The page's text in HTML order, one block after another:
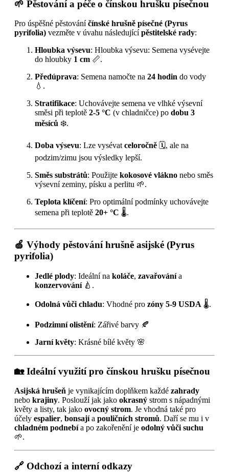
🌱 Pěstování a péče o čínskou hrušku písečnou
Pro úspěšné pěstováníčínské hrušně písečné (Pyrus
pyrifolia) vezměte v úvahu následujícípěstitelské rady:
Hloubka výsevu: Hloubka výsevu: Semena vysévejte
do hloubky 1 cm 📏.
Předúprava: Semena namočte na 24 hodin do vody
💧.
Stratifikace: Uchovávejte semena ve vlhké výsevní
směsi při teplotě 2-5 °C (v chladničce) po dobu 3
měsíců ❄️.
Doba výsevu: Lze vysévatceloročně 🗓️, ale na
podzim/zimu jsou výsledky lepší.
Směs substrátů: Použijte kokosové vlákno nebo směs
výsevní zeminy, písku a perlitu 🌱.
Teplota klíčení: Pro optimální podmínky uchovávejte
semena při teplotě 20+ °C 🌡️.
🍏 Výhody pěstování hrušně asijské (Pyrus
pyrifolia)
Jedlé plody: Ideální na koláče, zavařovánía
konzervování🍐.
Odolná vůči chladu: Vhodné pro zóny 5-9 USDA 🌡️.
Podzimní olistění: Zářivé barvy 🍂
Jarní květy: Krásné bílé květy 🌸
🏡Ideální využití pro čínskou hrušku písečnou
Asijská hrušeň je vynikajícím doplňkem každé zahrady
nebo krajiny. Poslouží jak jako okrasný strom s nápadnými
květy a listy, tak jako ovocný strom. Je vhodná také pro
účely espalier, bonsajía pouličních stromů. Daří se mu i v
chladném podnebía po zakořenění je odolný vůči suchu
🌱.
🔗 Odchozí a interní odkazy